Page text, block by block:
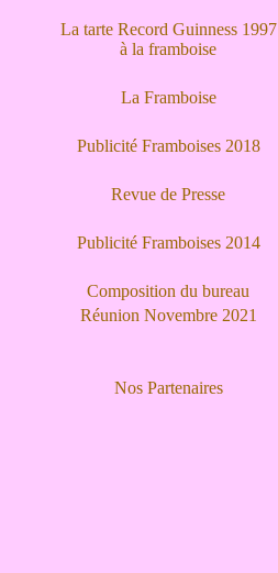
La tarte Record Guinness 1997
à la framboise
La Framboise
Publicité Framboises 2018
Revue de Presse
Publicité Framboises 2014
Composition du bureau
Réunion Novembre 2021
Nos Partenaires